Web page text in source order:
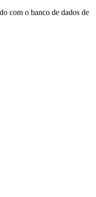
com o banco de dados de